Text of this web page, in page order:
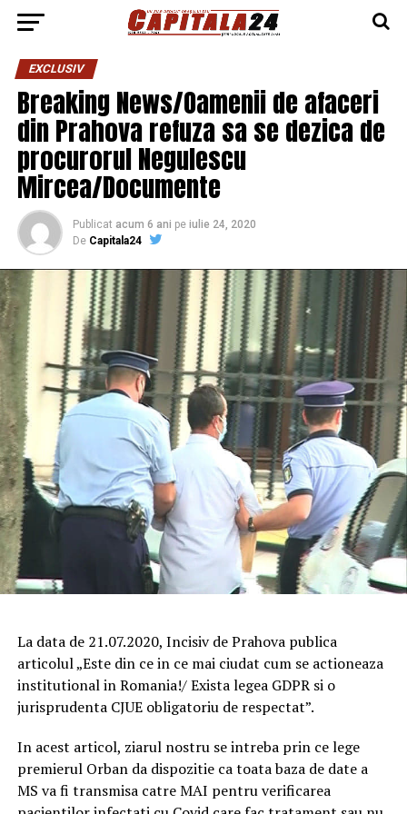
EXCLUSIV
Breaking News/Oamenii de afaceri
din Prahova refuza sa se dezica de
procurorul Negulescu
Mircea/Documente
Publicat acum 6 ani pe iulie 24, 2020
De Capitala24
La data de 21.07.2020, Incisiv de Prahova publica
articolul „Este din ce in ce mai ciudat cum se actioneaza
institutional in Romania!/ Exista legea GDPR si o
jurisprudenta CJUE obligatoriu de respectat”.
In acest articol, ziarul nostru se intreba prin ce lege
premierul Orban da dispozitie ca toata baza de date a
MS va fi transmisa catre MAI pentru verificarea